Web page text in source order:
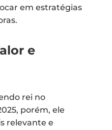
em estratégias
e
rei no
porém, ele
relevante e